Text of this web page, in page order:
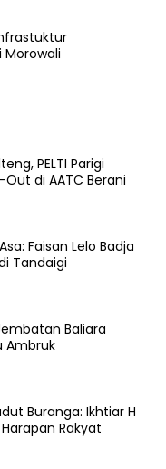
PELTI Parigi
di AATC Berani
Faisan Lelo Badja
Tandaigi
Baliara
Ambruk
Buranga: Ikhtiar H
Rakyat